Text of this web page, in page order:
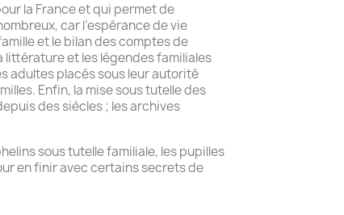
la France et qui permet de
car l’espérance de vie
et le bilan des comptes de
et les légendes familiales
adultes placés sous leur autorité
Enfin, la mise sous tutelle des
des siècles ; les archives
sous tutelle familiale, les pupilles
en finir avec certains secrets de